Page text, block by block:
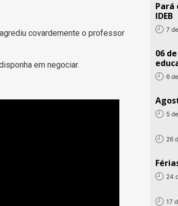
covardemente o professor
em negociar.
Pará
IDEB
7
06
6
5
26
24
17